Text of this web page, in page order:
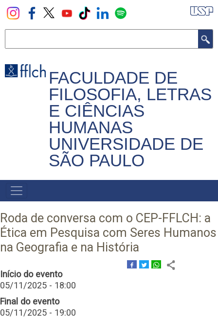
Pular
para
principal
FACULDADE DE
FILOSOFIA, LETRAS
E CIÊNCIAS
HUMANAS
UNIVERSIDADE DE
SÃO PAULO
NAVEGADOR
PRINCIPAL
Roda de conversa com o CEP-FFLCH: a
Ética em Pesquisa com Seres Humanos
na Geografia e na História
Início do evento
05/11/2025 - 18:00
Final do evento
05/11/2025 - 19:00